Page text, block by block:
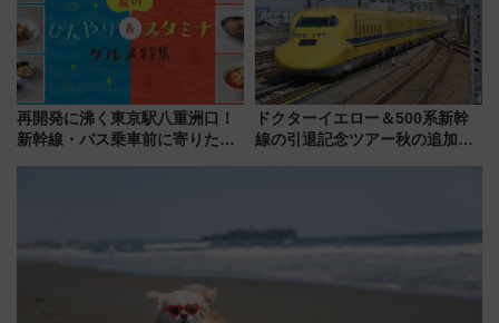
再開発に沸く東京駅八重洲口！
新幹線・バス乗車前に寄りたい
ドクターイエロー＆500系新幹
線の引退記念ツアー秋の追加企